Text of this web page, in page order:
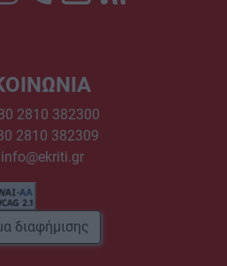
2810 382300
2810 382309
info@ekriti.gr
διαφήμισης